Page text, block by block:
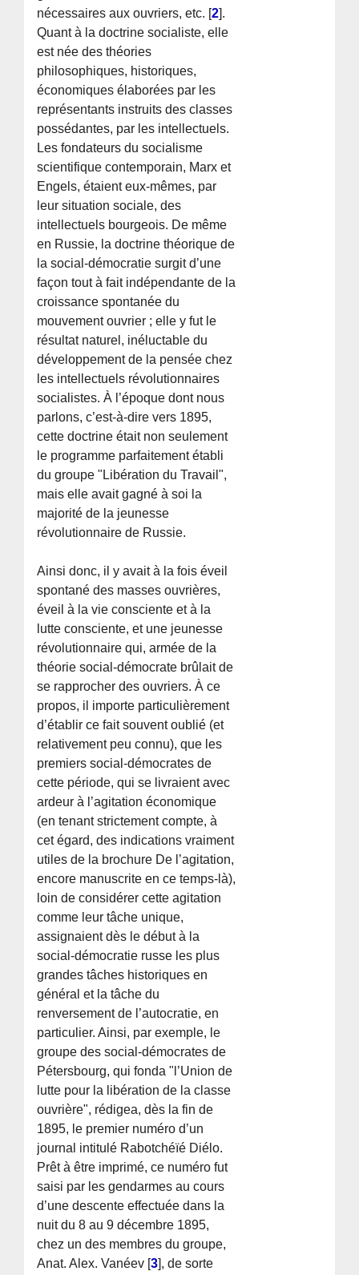
nécessaires aux ouvriers, etc. [2].
Quant à la doctrine socialiste, elle
est née des théories
philosophiques, historiques,
économiques élaborées par les
représentants instruits des classes
possédantes, par les intellectuels.
Les fondateurs du socialisme
scientifique contemporain, Marx et
Engels, étaient eux-mêmes, par
leur situation sociale, des
intellectuels bourgeois. De même
en Russie, la doctrine théorique de
la social-démocratie surgit d’une
façon tout à fait indépendante de la
croissance spontanée du
mouvement ouvrier ; elle y fut le
résultat naturel, inéluctable du
développement de la pensée chez
les intellectuels révolutionnaires
socialistes. À l’époque dont nous
parlons, c’est-à-dire vers 1895,
cette doctrine était non seulement
le programme parfaitement établi
du groupe "Libération du Travail",
mais elle avait gagné à soi la
majorité de la jeunesse
révolutionnaire de Russie.
Ainsi donc, il y avait à la fois éveil
spontané des masses ouvrières,
éveil à la vie consciente et à la
lutte consciente, et une jeunesse
révolutionnaire qui, armée de la
théorie social-démocrate brûlait de
se rapprocher des ouvriers. À ce
propos, il importe particulièrement
d’établir ce fait souvent oublié (et
relativement peu connu), que les
premiers social-démocrates de
cette période, qui se livraient avec
ardeur à l’agitation économique
(en tenant strictement compte, à
cet égard, des indications vraiment
utiles de la brochure De l’agitation,
encore manuscrite en ce temps-là),
loin de considérer cette agitation
comme leur tâche unique,
assignaient dès le début à la
social-démocratie russe les plus
grandes tâches historiques en
général et la tâche du
renversement de l’autocratie, en
particulier. Ainsi, par exemple, le
groupe des social-démocrates de
Pétersbourg, qui fonda "l’Union de
lutte pour la libération de la classe
ouvrière", rédigea, dès la fin de
1895, le premier numéro d’un
journal intitulé Rabotchéïé Diélo.
Prêt à être imprimé, ce numéro fut
saisi par les gendarmes au cours
d’une descente effectuée dans la
nuit du 8 au 9 décembre 1895,
chez un des membres du groupe,
Anat. Alex. Vanéev [3], de sorte